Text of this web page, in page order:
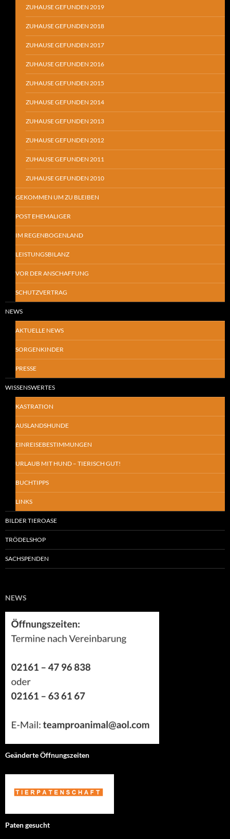
ZUHAUSE GEFUNDEN 2019
ZUHAUSE GEFUNDEN 2018
ZUHAUSE GEFUNDEN 2017
ZUHAUSE GEFUNDEN 2016
ZUHAUSE GEFUNDEN 2015
ZUHAUSE GEFUNDEN 2014
ZUHAUSE GEFUNDEN 2013
ZUHAUSE GEFUNDEN 2012
ZUHAUSE GEFUNDEN 2011
ZUHAUSE GEFUNDEN 2010
GEKOMMEN UM ZU BLEIBEN
POST EHEMALIGER
IM REGENBOGENLAND
LEISTUNGSBILANZ
VOR DER ANSCHAFFUNG
SCHUTZVERTRAG
NEWS
AKTUELLE NEWS
SORGENKINDER
PRESSE
WISSENSWERTES
KASTRATION
AUSLANDSHUNDE
EINREISEBESTIMMUNGEN
URLAUB MIT HUND – TIERISCH GUT!
BUCHTIPPS
LINKS
BILDER TIEROASE
TRÖDELSHOP
SACHSPENDEN
NEWS
Geänderte Öffnungszeiten
Paten gesucht